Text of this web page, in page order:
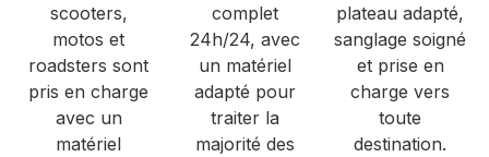
scooters,
motos et
roadsters sont
pris en charge
avec un
matériel
complet
24h/24, avec
un matériel
adapté pour
traiter la
majorité des
plateau adapté,
sanglage soigné
et prise en
charge vers
toute
destination.